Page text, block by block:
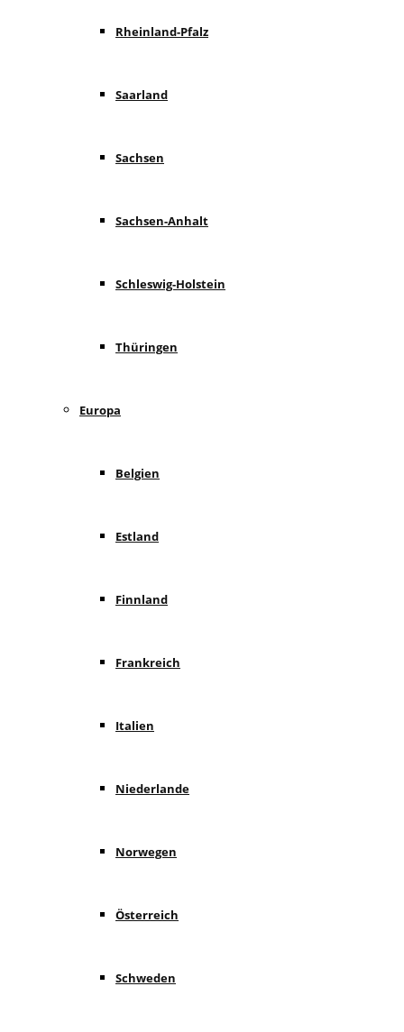
Rheinland-Pfalz
Saarland
Sachsen
Sachsen-Anhalt
Schleswig-Holstein
Thüringen
Europa
Belgien
Estland
Finnland
Frankreich
Italien
Niederlande
Norwegen
Österreich
Schweden